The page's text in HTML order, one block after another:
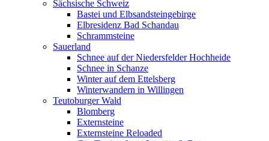
Sächsische Schweiz
Bastei und Elbsandsteingebirge
Elbresidenz Bad Schandau
Schrammsteine
Sauerland
Schnee auf der Niedersfelder Hochheide
Schnee in Schanze
Winter auf dem Ettelsberg
Winterwandern in Willingen
Teutoburger Wald
Blomberg
Externsteine
Externsteine Reloaded